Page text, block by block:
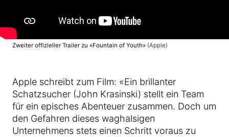
Zweiter offizieller Trailer zu «Fountain of Youth» (Apple)
Apple schreibt zum Film: «Ein brillanter
Schatzsucher (John Krasinski) stellt ein Team
für ein episches Abenteuer zusammen. Doch um
den Gefahren dieses waghalsigen
Unternehmens stets einen Schritt voraus zu